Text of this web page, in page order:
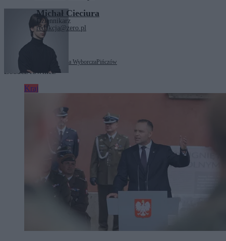
Michał Cieciura
Dziennikarz
redakcja@zero.pl
Państwowa Komisja Wyborcza Pińczów
Zobacz również
Kraj